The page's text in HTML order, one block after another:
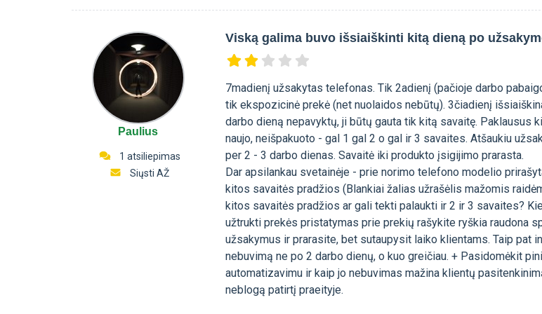
Paulius
1 atsiliepimas
Siųsti AŽ
Viską galima buvo išsiaiškinti kitą dieną po
7madienį užsakytas telefonas. Tik 2adienį (pačioje darbo
tik ekspozicinė prekė (net nuolaidos nebūtų). 3čiadienį
darbo dieną nepavyktų, ji būtų gauta tik kitą savaitę. Paklausus
naujo, neišpakuoto - gal 1 gal 2 o gal ir 3 savaites. Atšaukiu
per 2 - 3 darbo dienas. Savaitė iki produkto įsigijimo prarasta.
Dar apsilankau svetainėje - prie norimo telefono modelio
kitos savaitės pradžios (Blankiai žalias užrašėlis mažomis
kitos savaitės pradžios ar gali tekti palaukti ir 2 ir 3 savaites?
užtrukti prekės pristatymas prie prekių rašykite ryškia raudona
užsakymus ir prarasite, bet sutaupysit laiko klientams. Taip pat
nebuvimą ne po 2 darbo dienų, o kuo greičiau. + Pasidomėkit
automatizavimu ir kaip jo nebuvimas mažina klientų
neblogą patirtį praeityje.